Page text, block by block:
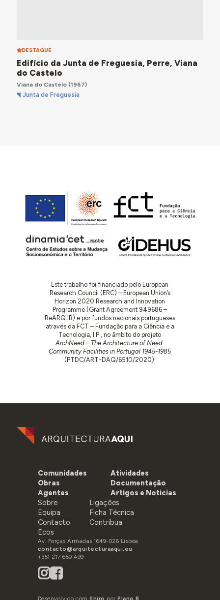
DESTAQUE
Edifício da Junta de Freguesia, Perre, Viana
do Castelo
Viana do Castelo(1967)
Junta de Freguesia
Este trabalho foi financiado pelo European
Research Council (ERC) – European Union’s
Horizon 2020 Research and Innovation
Programme (Grant Agreement 949686 –
ReARQ.IB) e por fundos nacionais portugueses
através da FCT – Fundação para a Ciência e a
Tecnologia, I.P., no âmbito do projeto
ArchNeed – The Architecture of Need:
Community Facilities in Portugal 1945-1985
(PTDC/ART-DAQ/6510/2020).
Comunidades
Obras
Agentes
Atividades
Documentação
Artigos e Noticias
Sobre
Equipa
Contacto
Ecos
Ligações
Ficha Técnica
Contribua
Av. Forças Armadas 1649-026 Lisboa
contacto@arquitecturaaqui.eu
+351 217 650 499
Desenvolvido comShiro porPlano B